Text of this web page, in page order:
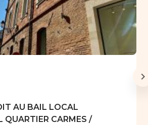
AU BAIL LOCAL
QUARTIER CARMES /